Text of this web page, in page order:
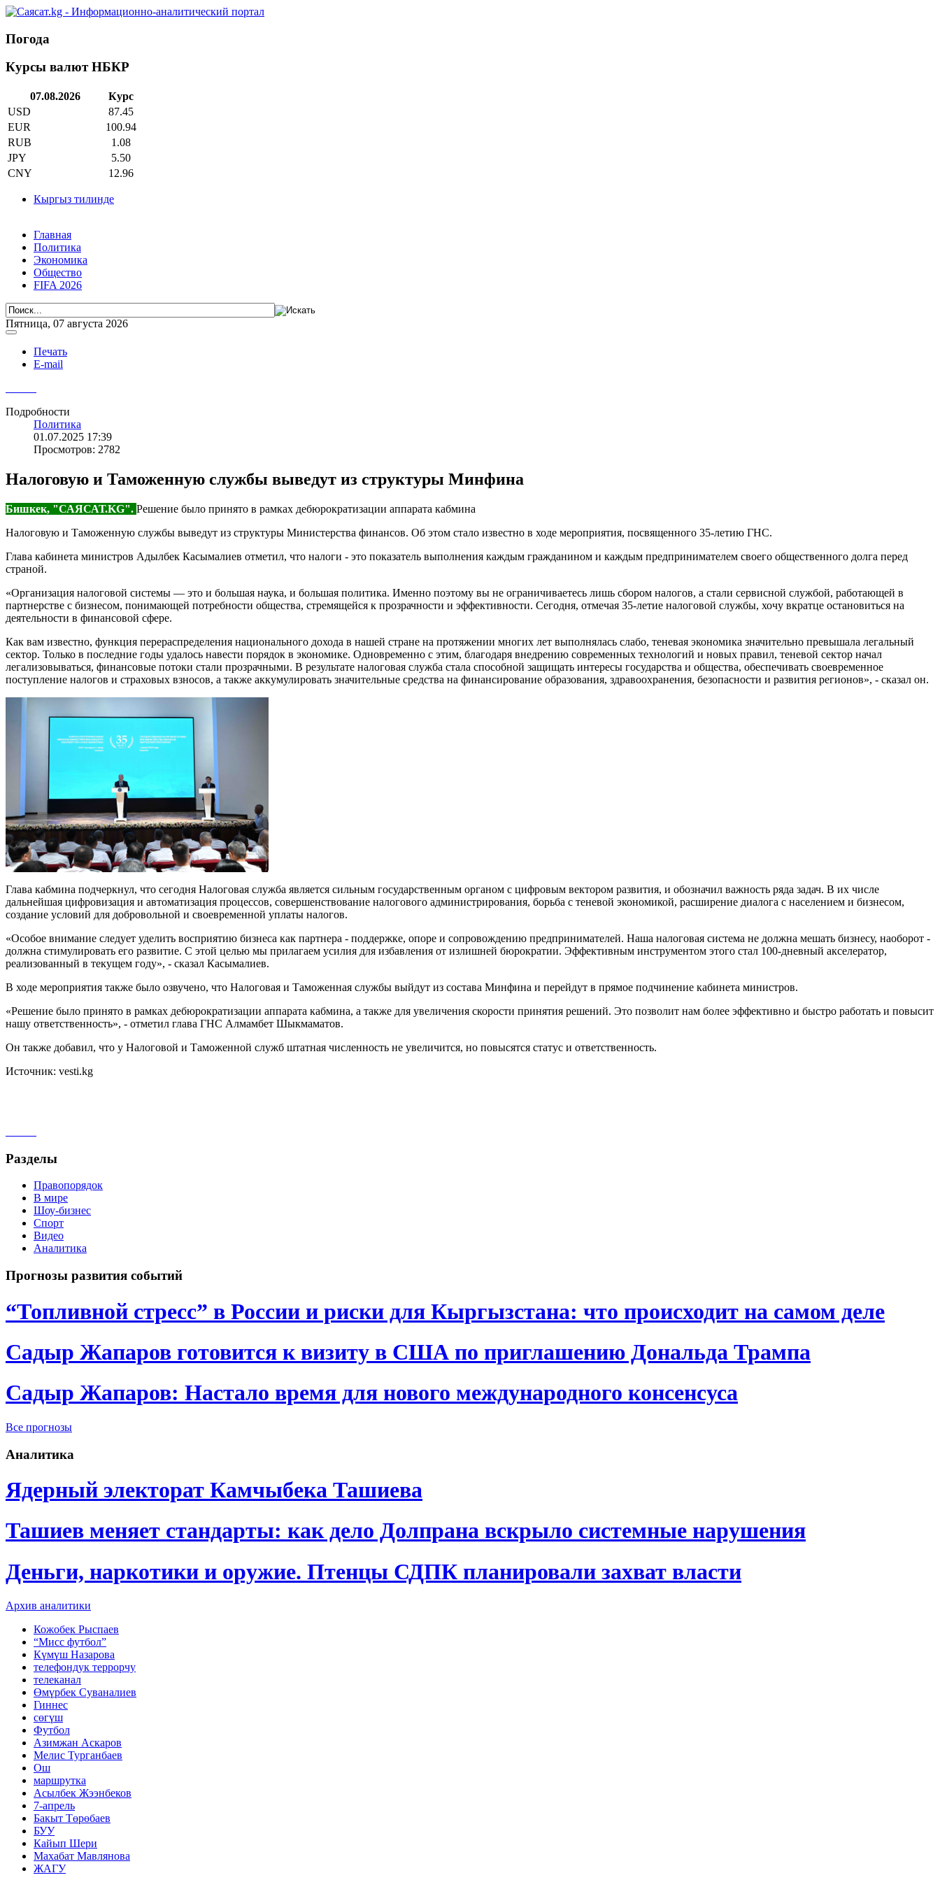
Погода
Курсы валют НБКР
07.08.2026
Курс
USD
87.45
EUR
100.94
RUB
1.08
JPY
5.50
CNY
12.96
Кыргыз тилинде
Главная
Политика
Экономика
Общество
FIFA 2026
Пятница, 07 августа 2026
Печать
E-mail
Подробности
Политика
01.07.2025 17:39
Просмотров: 2782
Налоговую и Таможенную службы выведут из структуры Минфина
Бишкек, "САЯСАТ.KG". Решение было принято в рамках дебюрократизации аппарата кабмина
Налоговую и Таможенную службы выведут из структуры Министерства финансов. Об этом стало известно в ходе мероприятия, посвященного 35-летию ГНС.
Глава кабинета министров Адылбек Касымалиев отметил, что налоги - это показатель выполнения каждым гражданином и каждым предпринимателем своего общественного долга перед
страной.
«Организация налоговой системы — это и большая наука, и большая политика. Именно поэтому вы не ограничиваетесь лишь сбором налогов, а стали сервисной службой, работающей в
партнерстве с бизнесом, понимающей потребности общества, стремящейся к прозрачности и эффективности. Сегодня, отмечая 35-летие налоговой службы, хочу вкратце остановиться на
деятельности в финансовой сфере.
Как вам известно, функция перераспределения национального дохода в нашей стране на протяжении многих лет выполнялась слабо, теневая экономика значительно превышала легальный
сектор. Только в последние годы удалось навести порядок в экономике. Одновременно с этим, благодаря внедрению современных технологий и новых правил, теневой сектор начал
легализовываться, финансовые потоки стали прозрачными. В результате налоговая служба стала способной защищать интересы государства и общества, обеспечивать своевременное
поступление налогов и страховых взносов, а также аккумулировать значительные средства на финансирование образования, здравоохранения, безопасности и развития регионов», - сказал он.
Глава кабмина подчеркнул, что сегодня Налоговая служба является сильным государственным органом с цифровым вектором развития, и обозначил важность ряда задач. В их числе
дальнейшая цифровизация и автоматизация процессов, совершенствование налогового администрирования, борьба с теневой экономикой, расширение диалога с населением и бизнесом,
создание условий для добровольной и своевременной уплаты налогов.
«Особое внимание следует уделить восприятию бизнеса как партнера - поддержке, опоре и сопровождению предпринимателей. Наша налоговая система не должна мешать бизнесу, наоборот -
должна стимулировать его развитие. С этой целью мы прилагаем усилия для избавления от излишней бюрократии. Эффективным инструментом этого стал 100-дневный акселератор,
реализованный в текущем году», - сказал Касымалиев.
В ходе мероприятия также было озвучено, что Налоговая и Таможенная службы выйдут из состава Минфина и перейдут в прямое подчинение кабинета министров.
«Решение было принято в рамках дебюрократизации аппарата кабмина, а также для увеличения скорости принятия решений. Это позволит нам более эффективно и быстро работать и повысит
нашу ответственность», - отметил глава ГНС Алмамбет Шыкмаматов.
Он также добавил, что у Налоговой и Таможенной служб штатная численность не увеличится, но повысятся статус и ответственность.
Источник: vesti.kg
Разделы
Правопорядок
В мире
Шоу-бизнес
Спорт
Видео
Аналитика
Прогнозы развития событий
“Топливной стресс” в России и риски для Кыргызстана: что происходит на самом деле
Садыр Жапаров готовится к визиту в США по приглашению Дональда Трампа
Садыр Жапаров: Настало время для нового международного консенсуса
Все прогнозы
Аналитика
Ядерный электорат Камчыбека Ташиева
Ташиев меняет стандарты: как дело Долпрана вскрыло системные нарушения
Деньги, наркотики и оружие. Птенцы СДПК планировали захват власти
Архив аналитики
Кожобек Рыспаев
“Мисс футбол”
Күмүш Назарова
телефондук террорчу
телеканал
Өмүрбек Суваналиев
Гиннес
сөгүш
Футбол
Азимжан Аскаров
Мелис Турганбаев
Ош
маршрутка
Асылбек Жээнбеков
7-апрель
Бакыт Төрөбаев
БУУ
Кайып Шери
Махабат Мавлянова
ЖАГУ